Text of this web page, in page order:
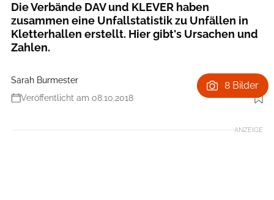
Die Verbände DAV und KLEVER haben
zusammen eine Unfallstatistik zu Unfällen in
Kletterhallen erstellt. Hier gibt's Ursachen und
Zahlen.
Sarah Burmester
Veröffentlicht am 08.10.2018
Foto: DAV & KLEVER
8 Bilder
ANZEIGE